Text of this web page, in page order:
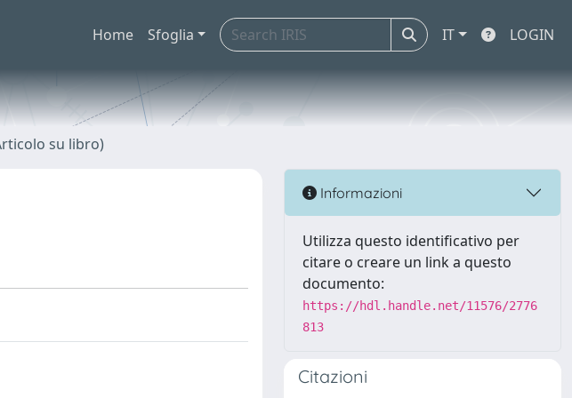
Home Sfoglia IT LOGIN
su libro)
Informazioni
Utilizza questo identificativo per
citare o creare un link a questo
documento:
https://hdl.handle.net/11576/2776
813
Citazioni